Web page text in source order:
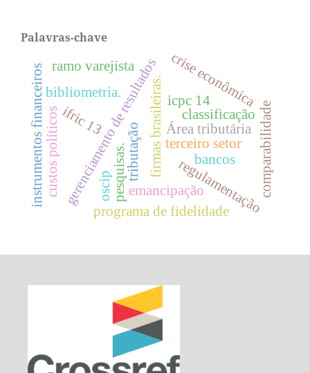
Palavras-chave
classificação
Área tributária
tributação
gerenciamento de resultados
firmas brasileiras.
bibliometria.
bancos
crise econômica
regulamentação
instrumentos financeiros pesquisas. terceiro setor
oscip
ramo varejista
custos políticosifric 13
programa de fidelidade
comparabilidade
icpc 14
emancipação